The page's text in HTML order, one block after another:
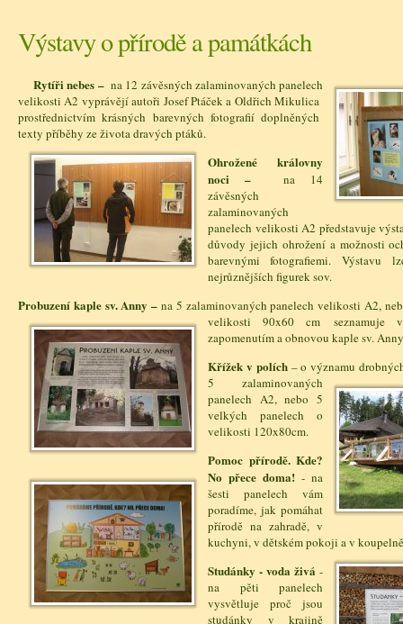
Výstavy o přírodě a památkách
Rytíři nebes – na 12 závěsných zalaminovaných panelech
velikosti A2 vyprávějí autoři Josef Ptáček a Oldřich Mikulica
prostřednictvím krásných barevných fotografií doplněných
texty příběhy ze života dravých ptáků.
Ohrožené královny
noci – na 14
závěsných
zalaminovaných
panelech velikosti A2 představuje
důvody jejich ohrožení a možnosti
barevnými fotografiemi. Výstavu
nejrůznějších figurek sov.
Probuzení kaple sv. Anny – na 5 zalaminovaných panelech velikosti A2,
velikosti 90x60 cm seznamuje
zapomenutím a obnovou kaple sv.
Křížek v polích – o významu
5 zalaminovaných
panelech A2, nebo 5
velkých panelech o
velikosti 120x80cm.
Pomoc přírodě. Kde?
No přece doma! - na
šesti panelech vám
poradíme, jak pomáhat
přírodě na zahradě, v
kuchyni, v dětském pokoji a v
Studánky - voda živá -
na pěti panelech
vysvětluje proč jsou
studánky v krajině